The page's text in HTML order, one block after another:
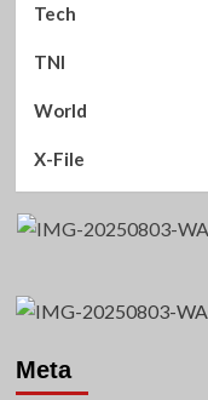
Tech
TNI
World
X-File
Meta